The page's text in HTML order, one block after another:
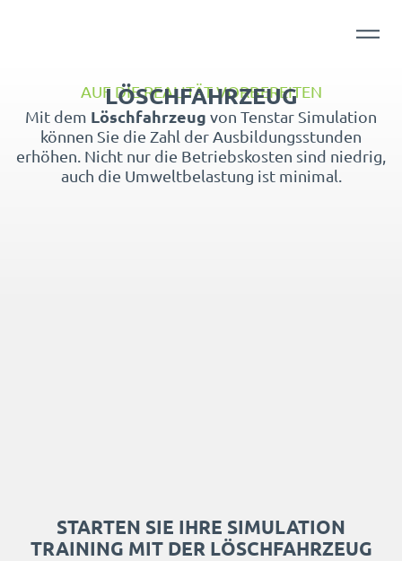
AUF DIE REALITÄT VORBEREITEN
LÖSCHFAHRZEUG
Mit dem Löschfahrzeug von Tenstar Simulation
können Sie die Zahl der Ausbildungsstunden
erhöhen. Nicht nur die Betriebskosten sind niedrig,
auch die Umweltbelastung ist minimal.
STARTEN SIE IHRE SIMULATION
TRAINING MIT DER LÖSCHFAHRZEUG